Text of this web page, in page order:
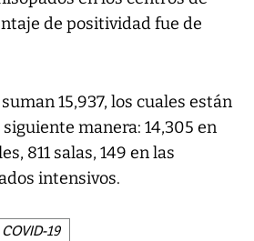
de positividad fue de
15,937, los cuales están
manera: 14,305 en
811 salas, 149 en las
intensivos.
COVID-19